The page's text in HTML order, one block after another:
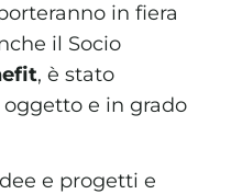
in fiera
il Socio
, è stato
e in grado
e progetti e